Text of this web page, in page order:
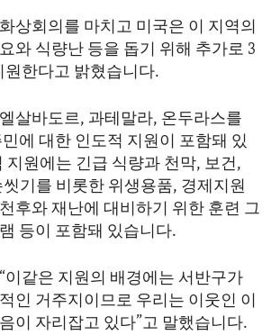
상회의를 마치고 미국은 이 지역의
와 식량난 등을 돕기 위해 추가로 3
원한다고 밝혔습니다.
살바도르, 과테말라, 온두라스를
에 대한 인도적 지원이 포함돼 있
지원에는 긴급 식량과 천막, 보건,
기를 비롯한 위생용품, 경제지원
후와 재난에 대비하기 위한 훈련 그
등이 포함돼 있습니다.
이같은 지원의 배경에는 서반구가
인 거주지이므로 우리는 이웃인 이
이 자리잡고 있다”고 말했습니다.